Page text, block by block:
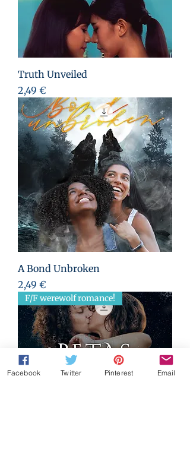
Truth Unveiled
Preis
2,49 €
A Bond Unbroken
Preis
2,49 €
F/F werewolf romance!
Facebook Twitter Pinterest Email